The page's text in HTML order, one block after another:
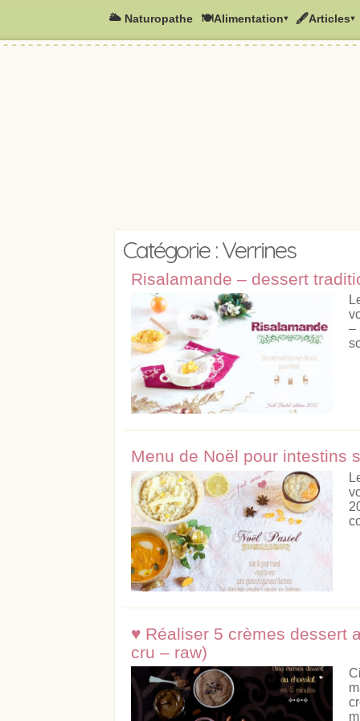
🌥️ Naturopathe 🍽Alimentation▾ 🖋Articles▾
Catégorie : Verrines
Risalamande – dessert
–
Menu de Noël pour intestins
♥ Réaliser 5 crèmes dessert
cru – raw)
Acheter Lire